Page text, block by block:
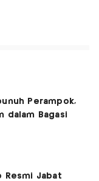
Perampok,
dalam Bagasi
Resmi Jabat